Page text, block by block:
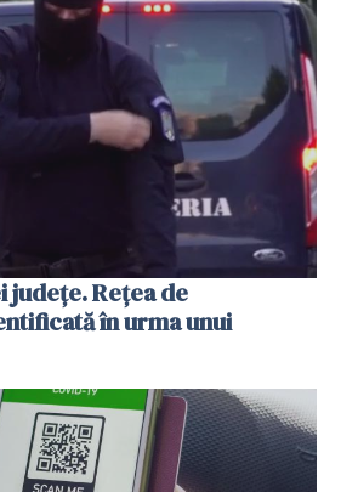
Reţea de
în urma unui